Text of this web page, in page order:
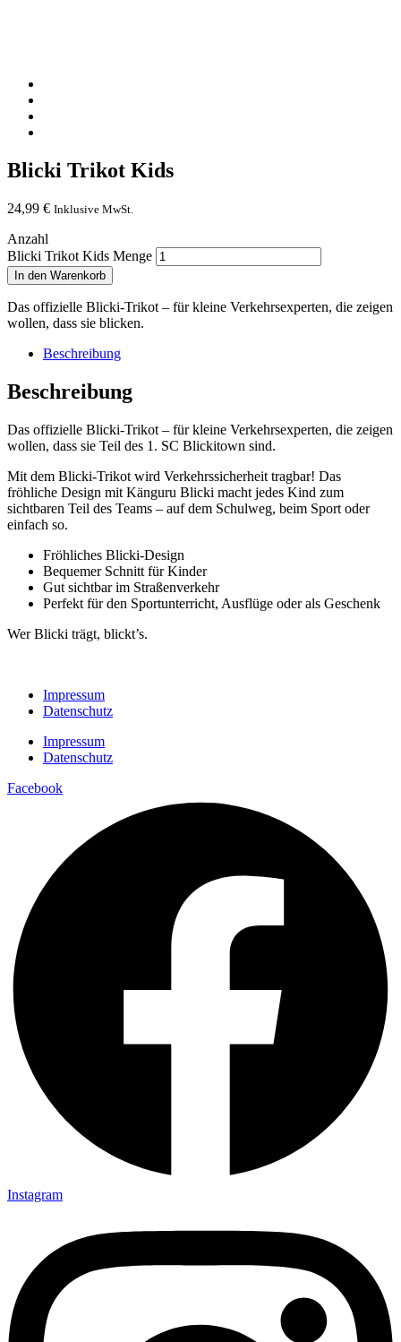
Blicki Trikot Kids
24,99 € Inklusive MwSt.
Anzahl
Blicki Trikot Kids Menge
In den Warenkorb
Das offizielle Blicki-Trikot – für kleine Verkehrsexperten, die zeigen
wollen, dass sie blicken.
Beschreibung
Beschreibung
Das offizielle Blicki-Trikot – für kleine Verkehrsexperten, die zeigen
wollen, dass sie Teil des 1. SC Blickitown sind.
Mit dem Blicki-Trikot wird Verkehrssicherheit tragbar! Das
fröhliche Design mit Känguru Blicki macht jedes Kind zum
sichtbaren Teil des Teams – auf dem Schulweg, beim Sport oder
einfach so.
Fröhliches Blicki-Design
Bequemer Schnitt für Kinder
Gut sichtbar im Straßenverkehr
Perfekt für den Sportunterricht, Ausflüge oder als Geschenk
Wer Blicki trägt, blickt’s.
Impressum
Datenschutz
Impressum
Datenschutz
Facebook
Instagram